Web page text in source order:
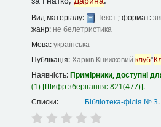
Вид матеріалу: Текст; формат:
жанр: не белетристика
Мова:українська
Публікація:Харків Книжковий клуб"
Наявність:Примірники, доступні
(1) Шифр зберігання:821(477) .
Списки:
Бібліотека-філія № 3.